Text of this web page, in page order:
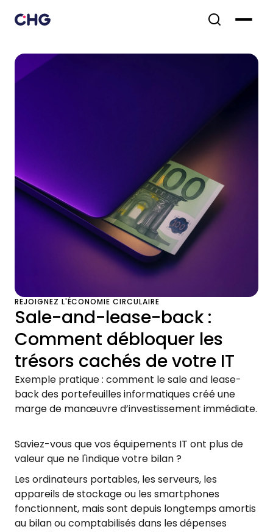
REJOIGNEZ L'ÉCONOMIE CIRCULAIRE
Sale-and-lease-back :
Comment débloquer les
trésors cachés de votre IT
Exemple pratique : comment le sale and lease-
back des portefeuilles informatiques créé une
marge de manœuvre d’investissement immédiate.
Saviez-vous que vos équipements IT ont plus de
valeur que ne l'indique votre bilan ?
Les ordinateurs portables, les serveurs, les
appareils de stockage ou les smartphones
fonctionnent, mais sont depuis longtemps amortis
au bilan ou comptabilisés dans les dépenses